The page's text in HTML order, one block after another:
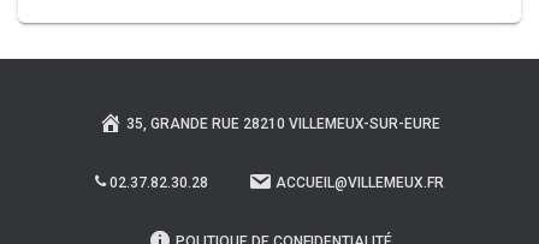
35, GRANDE RUE 28210 VILLEMEUX-SUR-EURE
02.37.82.30.28 ACCUEIL@VILLEMEUX.FR